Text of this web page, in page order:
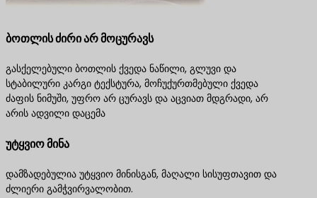
ბოთლის ძირი არ მოცურავს
გასქელებული ბოთლის ქვედა ნაწილი, გლუვი და
სტაბილური კარგი ტექსტურა, მოჩუქურთმებული ქვედა
ძაფის ნიმუში, უფრო არ ცურავს და აცვიათ მდგრადი, არ
არის ადვილი დაცემა
უტყვიო მინა
დამზადებულია უტყვიო მინისგან, მაღალი სისუფთავით და
ძლიერი გამჭვირვალობით.